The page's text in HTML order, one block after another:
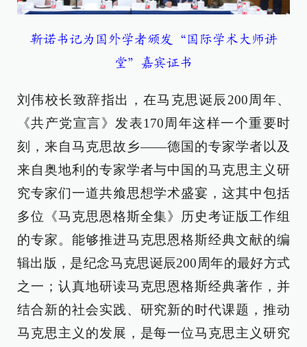
靳诺书记为国外学者颁发“国际学术大师讲
堂”嘉宾证书
刘伟校长致辞指出，在马克思诞辰200周年、
《共产党宣言》发表170周年这样一个重要时
刻，来自马克思故乡——德国的专家学者以及
来自奥地利的专家学者与中国的马克思主义研
究专家们一道共飨思想学术盛宴，这其中包括
多位《马克思恩格斯全集》历史考证版工作组
的专家。能够推进马克思恩格斯经典文献的编
辑出版，是纪念马克思诞辰200周年的最好方式
之一；认真地研读马克思恩格斯经典著作，并
结合新的社会实践、研究新的时代课题，推动
马克思主义的发展，是每一位马克思主义研究